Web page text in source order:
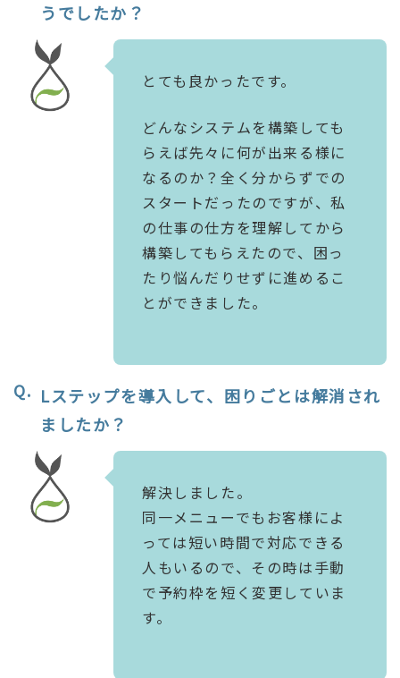
うでしたか？
とても良かったです。
どんなシステムを構築しても
らえば先々に何が出来る様に
なるのか？全く分からずでの
スタートだったのですが、私
の仕事の仕方を理解してから
構築してもらえたので、困っ
たり悩んだりせずに進めるこ
とができました。
Lステップを導入して、困りごとは解消され
ましたか？
解決しました。
同一メニューでもお客様によ
っては短い時間で対応できる
人もいるので、その時は手動
で予約枠を短く変更していま
す。